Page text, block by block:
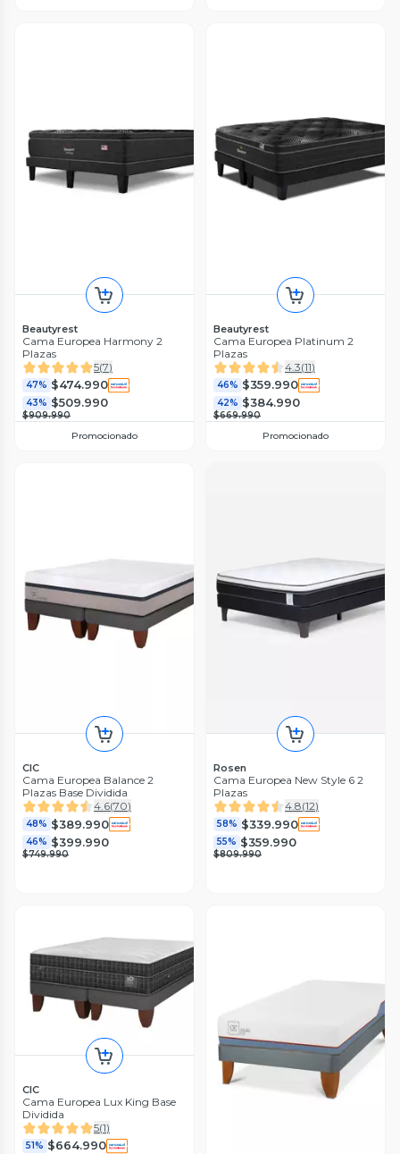
Beautyrest
Cama Europea Harmony 2
Plazas
5(7)
47% $474.990
43% $509.990
$909.990
Promocionado
Beautyrest
Cama Europea Platinum 2
Plazas
4.3(11)
46% $359.990
42% $384.990
$669.990
Promocionado
CIC
Cama Europea Balance 2
Plazas Base Dividida
4.6(70)
48% $389.990
46% $399.990
$749.990
Rosen
Cama Europea New Style 6 2
Plazas
4.8(12)
58% $339.990
55% $359.990
$809.990
CIC
Cama Europea Lux King Base
Dividida
5(1)
51% $664.990